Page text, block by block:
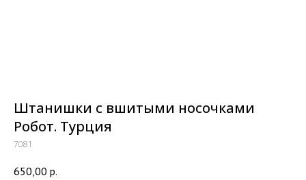
Штанишки с вшитыми носочками
Робот. Турция
7081
650,00 р.